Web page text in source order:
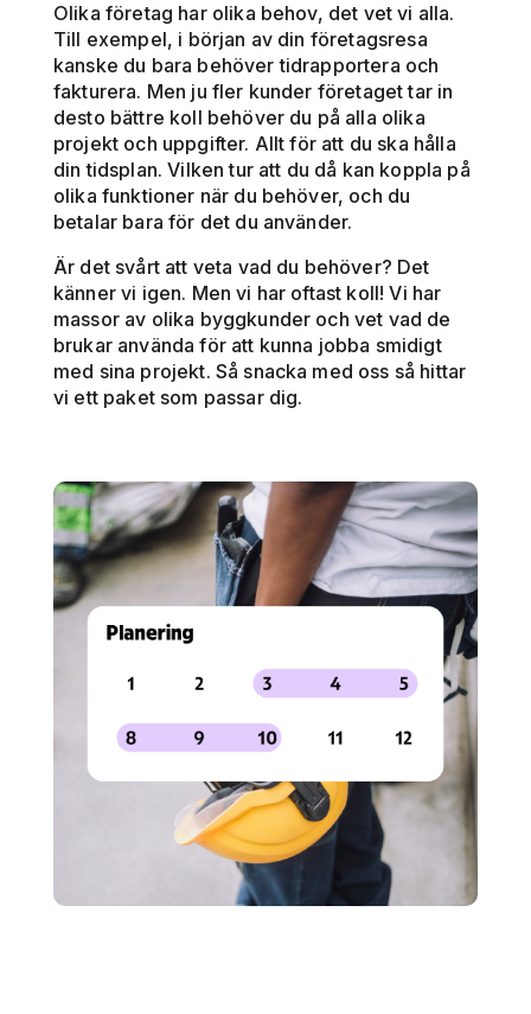
Olika företag har olika behov, det vet vi alla.
Till exempel, i början av din företagsresa
kanske du bara behöver tidrapportera och
fakturera. Men ju fler kunder företaget tar in
desto bättre koll behöver du på alla olika
projekt och uppgifter. Allt för att du ska hålla
din tidsplan. Vilken tur att du då kan koppla på
olika funktioner när du behöver, och du
betalar bara för det du använder.
Är det svårt att veta vad du behöver? Det
känner vi igen. Men vi har oftast koll! Vi har
massor av olika byggkunder och vet vad de
brukar använda för att kunna jobba smidigt
med sina projekt. Så snacka med oss så hittar
vi ett paket som passar dig.